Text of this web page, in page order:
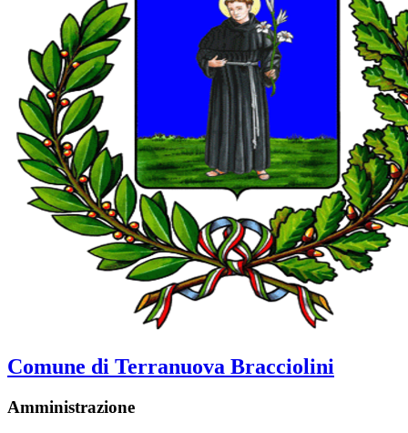
Comune di Terranuova Bracciolini
Amministrazione